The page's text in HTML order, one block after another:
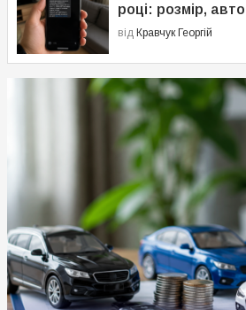
році: розмір,
від Кравчук Георгій